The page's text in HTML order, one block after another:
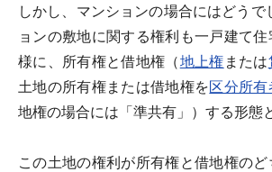
しかし、マンションの場合にはどうで
ョンの敷地に関する権利も一戸建て
様に、所有権と借地権（地上権 または
土地の所有権または借地権を区分所有
地権の場合には「準共有」）する形態
この土地の権利が所有権と借地権の